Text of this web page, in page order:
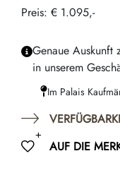
Preis: € 1.095,-
Genaue Auskunft
in unserem
Im Palais
AUF DIE